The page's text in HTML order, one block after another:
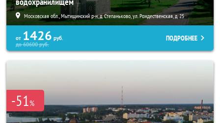
Московская обл., Мытищинский р-н, д. Степаньково, ул. Рождественская, д. 25
от 1426 руб.
до60600руб.
ПОДРОБНЕЕ
-51%